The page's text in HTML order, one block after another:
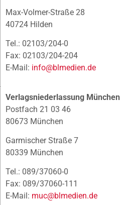
Max-Volmer-Straße 28
40724 Hilden
Tel.: 02103/204-0
Fax: 02103/204-204
E-Mail: info@blmedien.de
Verlagsniederlassung München
Postfach 21 03 46
80673 München
Garmischer Straße 7
80339 München
Tel.: 089/37060-0
Fax: 089/37060-111
E-Mail: muc@blmedien.de